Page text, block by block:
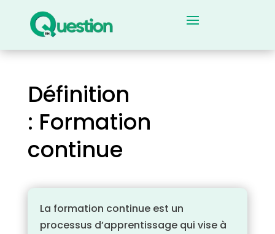
Définition
: Formation
continue
La formation continue est un
processus d’apprentissage qui vise à